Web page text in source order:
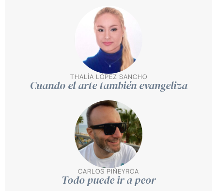
THALÍA LÓPEZ SANCHO
Cuando el arte también evangeliza
CARLOS PIÑEYROA
Todo puede ir a peor